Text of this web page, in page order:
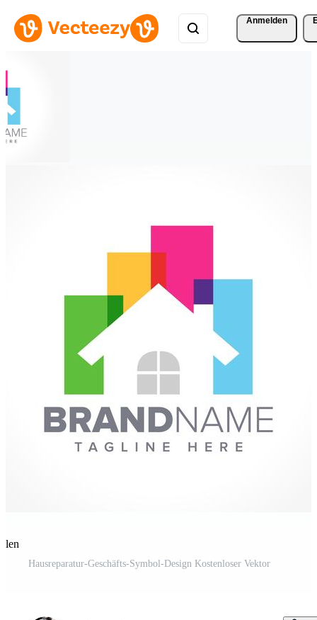
Anmelden
Hausreparatur-Geschäfts-Symbol-Design Kostenloser Vektor